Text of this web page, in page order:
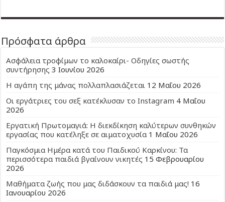
Πρόσφατα άρθρα
Ασφάλεια τροφίμων το καλοκαίρι- Οδηγίες σωστής
συντήρησης 3 Ιουνίου 2026
Η αγάπη της μάνας πολλαπλασιάζεται 12 Μαΐου 2026
Οι εργάτριες του σεξ κατέκλυσαν το Instagram 4 Μαΐου
2026
Εργατική Πρωτομαγιά: Η διεκδίκηση καλύτερων συνθηκών
εργασίας που κατέληξε σε αιματοχυσία 1 Μαΐου 2026
Παγκόσμια Ημέρα κατά του Παιδικού Καρκίνου: Τα
περισσότερα παιδιά βγαίνουν νικητές 15 Φεβρουαρίου
2026
Μαθήματα ζωής που μας διδάσκουν τα παιδιά μας! 16
Ιανουαρίου 2026